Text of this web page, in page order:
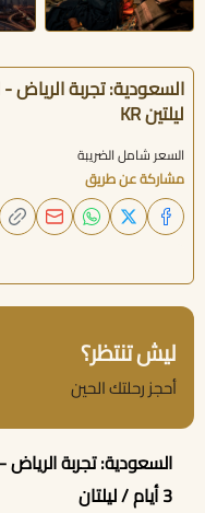
ليلتين KR
السعر شامل الضريبة
مشاركة عن طريق
ليش تنتظر؟
أحجز رحلتك الحين
السعودية: تجربة
3 أيام / ليلتان